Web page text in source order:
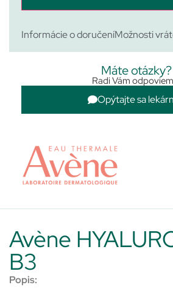
Informácie o doručeníMožnosti
Máte otázky?
Radi Vám
Opýtajte sa
Avène
B3
Popis: